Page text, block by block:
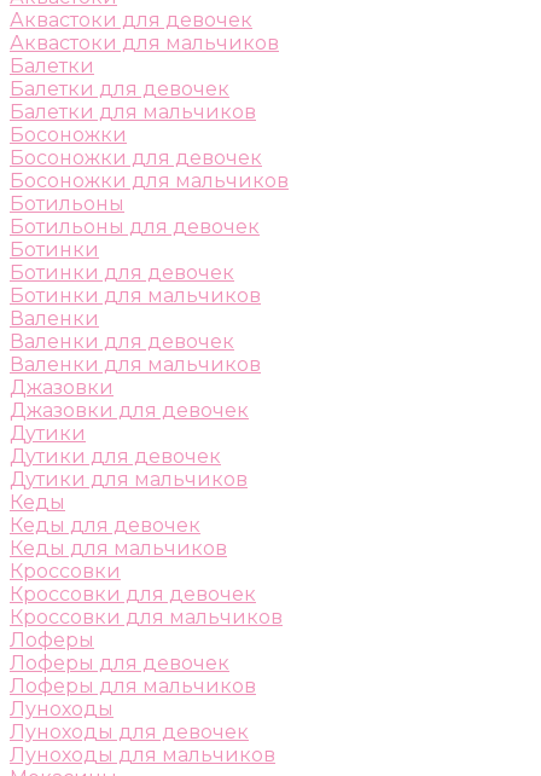
Аквастоки для девочек
Аквастоки для мальчиков
Балетки
Балетки для девочек
Балетки для мальчиков
Босоножки
Босоножки для девочек
Босоножки для мальчиков
Ботильоны
Ботильоны для девочек
Ботинки
Ботинки для девочек
Ботинки для мальчиков
Валенки
Валенки для девочек
Валенки для мальчиков
Джазовки
Джазовки для девочек
Дутики
Дутики для девочек
Дутики для мальчиков
Кеды
Кеды для девочек
Кеды для мальчиков
Кроссовки
Кроссовки для девочек
Кроссовки для мальчиков
Лоферы
Лоферы для девочек
Лоферы для мальчиков
Луноходы
Луноходы для девочек
Луноходы для мальчиков